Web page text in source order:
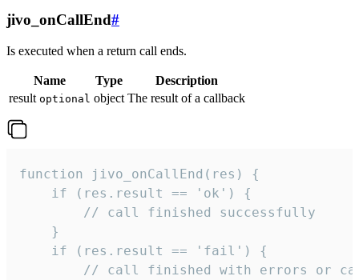
jivo_onCallEnd#
Is executed when a return call ends.
Name Type
Description
result optional object The result of a callback
function jivo_onCallEnd(res) {
    if (res.result == 'ok') {
        // call finished successfully
    }
    if (res.result == 'fail') {
// call finished with errors or